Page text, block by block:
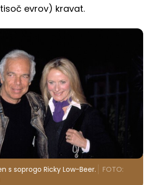
evrov) kravat.
s soprogo Ricky Low-Beer.
FOTO: